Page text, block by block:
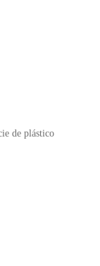
de plástico